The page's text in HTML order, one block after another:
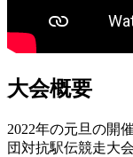
大会概要
2022年の元旦の開
団対抗駅伝競走大